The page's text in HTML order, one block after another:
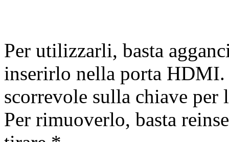
Per utilizzarli, basta
inserirlo nella porta HDMI.
scorrevole sulla chiave
Per rimuoverlo, basta